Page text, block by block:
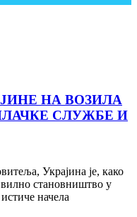
НА ВОЗИЛА
СЛУЖБЕ И
Украјина је, како
становништво у
начела